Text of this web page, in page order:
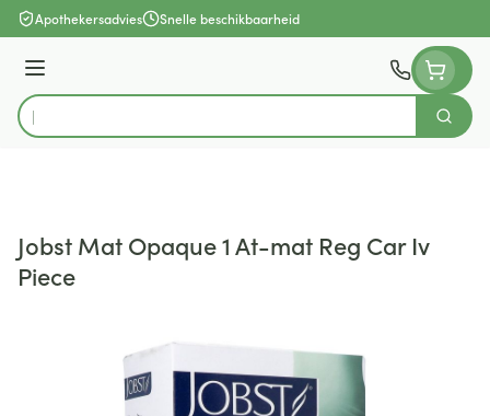
Ga naar de inhoud
Apothekersadvies Snelle beschikbaarheid
Menu
Product, merk, categorie...
Zoek
Jobst Mat Opaque 1 At-mat Reg Car Iv
Piece